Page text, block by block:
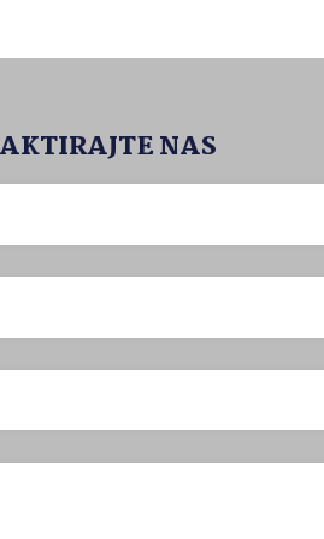
NAS